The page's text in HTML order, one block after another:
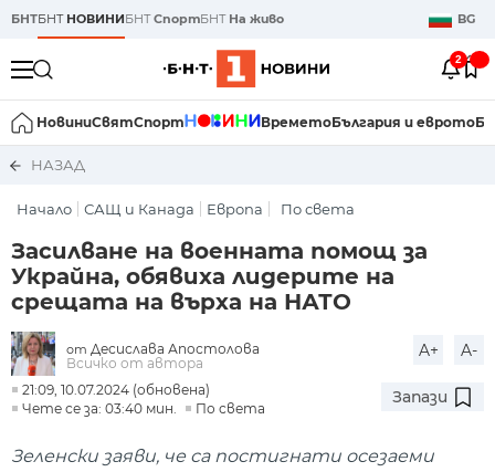
БНТБНТ НОВИНИБНТСпортБНТ На живо BG
2
НовиниСвятСпорт ВреметоБългария и еврото
НАЗАД
Начало САЩ и Канада Европа По света
Засилване на военната помощ за
Украйна, обявиха лидерите на
срещата на върха на НАТО
от Десислава Апостолова
Всичко от автора
A+ A-
21:09, 10.07.2024 (обновена)
Чете се за: 03:40 мин.
По света
Запази
Зеленски заяви, че са постигнати осезаеми